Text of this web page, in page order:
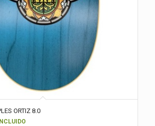
ORTIZ 8.0